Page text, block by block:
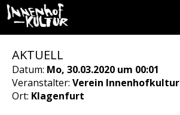
AKTUELL
Datum: Mo, 30.03.2020 um 00:01
Veranstalter: Verein Innenhofkultur
Ort: Klagenfurt